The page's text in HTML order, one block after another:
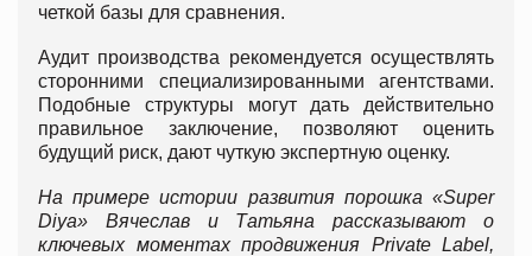
четкой базы для сравнения.
Аудит производства рекомендуется осуществлять
сторонними специализированными агентствами.
Подобные структуры могут дать действительно
правильное заключение, позволяют оценить
будущий риск, дают чуткую экспертную оценку.
На примере истории развития порошка «Super
Diya» Вячеслав и Татьяна рассказывают о
ключевых моментах продвижения Private Label,